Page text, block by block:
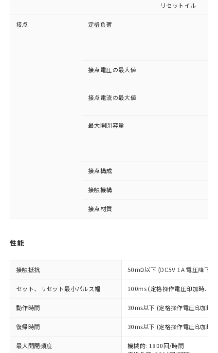
リセットイル
接点 定格負荷
接点電圧の最大値
接点電流の最大値
最大開閉容量
接点構成
接触機構
接点材質
性能
接触抵抗 50mΩ以下 (DC5V 1A 電圧降下法)
セット、リセット最小パルス幅 100ms (定格操作電圧印加時、
動作時間 30ms以下 (定格操作電圧印加時
復帰時間 30ms以下 (定格操作電圧印加時
最大開閉頻度
機械的: 1800回/時間
ご利用ください。
本サービスは、当社制御機器事業取扱
商品の当社在庫状況および標準価格
(税抜)を提供させていただくもので
当社制御機器事業取扱商品の中には、
本サービスの対象外となる商品もある
ことをご了承ください。
非含有に対応した製品が提供可能な商品で
対応予定：EU RoHS指令（10物質）の非含
定はありません。
調査・確認中：EU RoHS指令（10物質）の
非含有の対応状況を調査中または確認中の
非該当品：ライセンス料など無形物で、有
害物質有無と関係のない商品です。
仕入先様の事情により、非含有部品として
いたものが、含有品と判明した場合などや
むを得ず変更することがあります。
※1 中国RoHS○×表
「○」：最大均質材料含有率が中国RoHSの
基準値以下であることを示します。
「×」：最大均質材料含有率が中国RoHSの
基準値を超えていることを示します。
「－」：未確認です。当社販売部門へお問
当社は、これら貴社製品のうち、外国
為替および外国貿易法に定める商品